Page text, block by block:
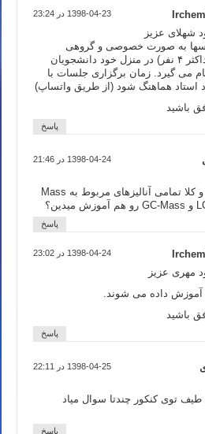
1398-04-23 در 23:24
شهلای عزیز
به صورت خصوصی و گروهی
(حداکثر ۴ نفر) در منزل خود دانشجویان
می گیرد. زمان برگزاری جلسات با
استاد هماهنگ شود (از طریق واتساپ)
باشید
پاسخ
1398-04-24 در 21:46
آنالیز جرمی و کلا تمامی آنالیزهای مربوط به Mass
پاسخ
1398-04-24 در 23:02
مهری عزیز
آموزش داده می شوند.
باشید
پاسخ
1398-04-25 در 22:11
طیف توی کنکور چندتا سوال میاد
پاسخ